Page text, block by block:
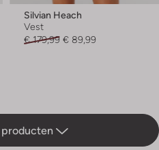
Silvian Heach
Vest
€ 179,99 € 89,99